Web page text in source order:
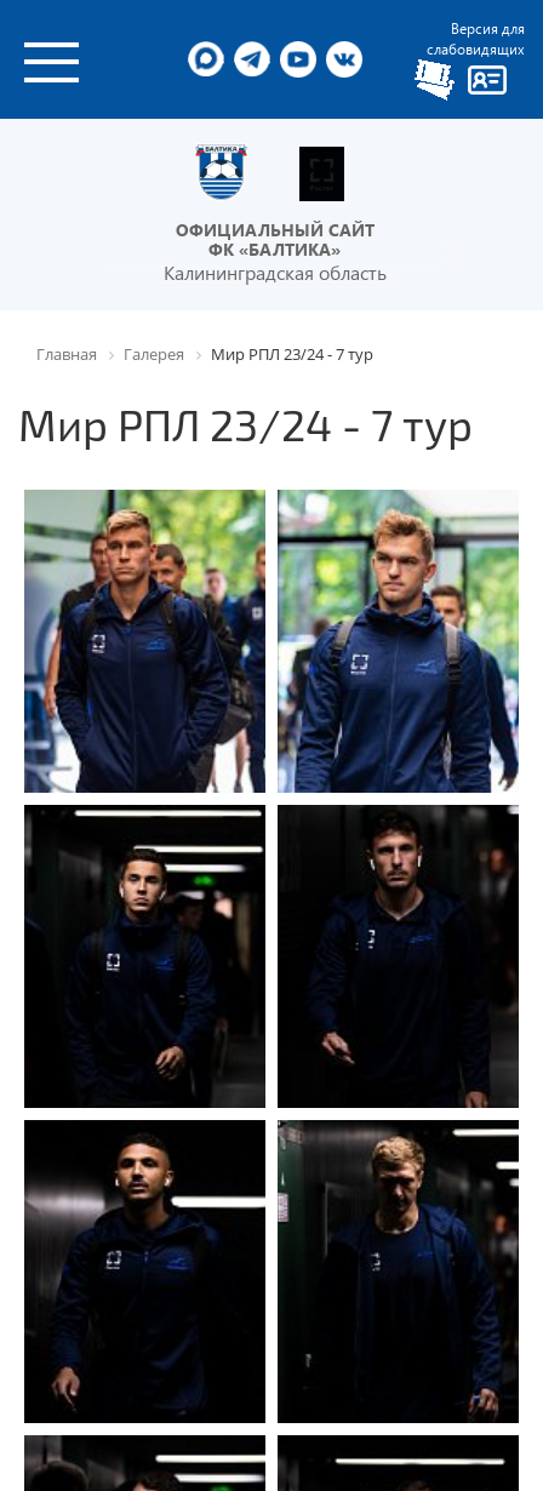
Версия для
слабовидящих
ОФИЦИАЛЬНЫЙ САЙТ
ФК «БАЛТИКА»
Калининградская область
Главная Галерея Мир РПЛ 23/24 - 7 тур
Мир РПЛ 23/24 - 7 тур